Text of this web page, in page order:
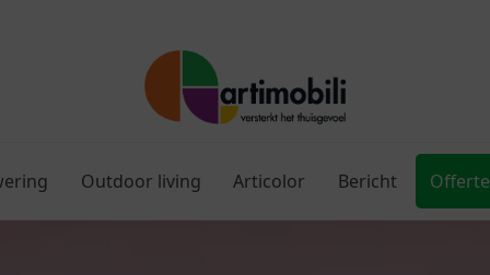
Outdoor living Articolor Bericht Offerte